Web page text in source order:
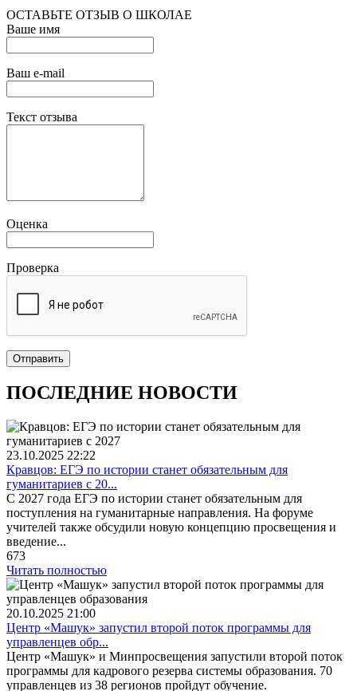
ОСТАВЬТЕ ОТЗЫВ О ШКОЛАЕ
Ваше имя
Ваш e-mail
Текст отзыва
Оценка
Проверка
Отправить
ПОСЛЕДНИЕ НОВОСТИ
23.10.2025 22:22
Кравцов: ЕГЭ по истории станет обязательным для
гуманитариев с 20...
С 2027 года ЕГЭ по истории станет обязательным для
поступления на гуманитарные направления. На форуме
учителей также обсудили новую концепцию просвещения и
введение...
673
Читать полностью
20.10.2025 21:00
Центр «Машук» запустил второй поток программы для
управленцев обр...
Центр «Машук» и Минпросвещения запустили второй поток
программы для кадрового резерва системы образования. 70
управленцев из 38 регионов пройдут обучение.